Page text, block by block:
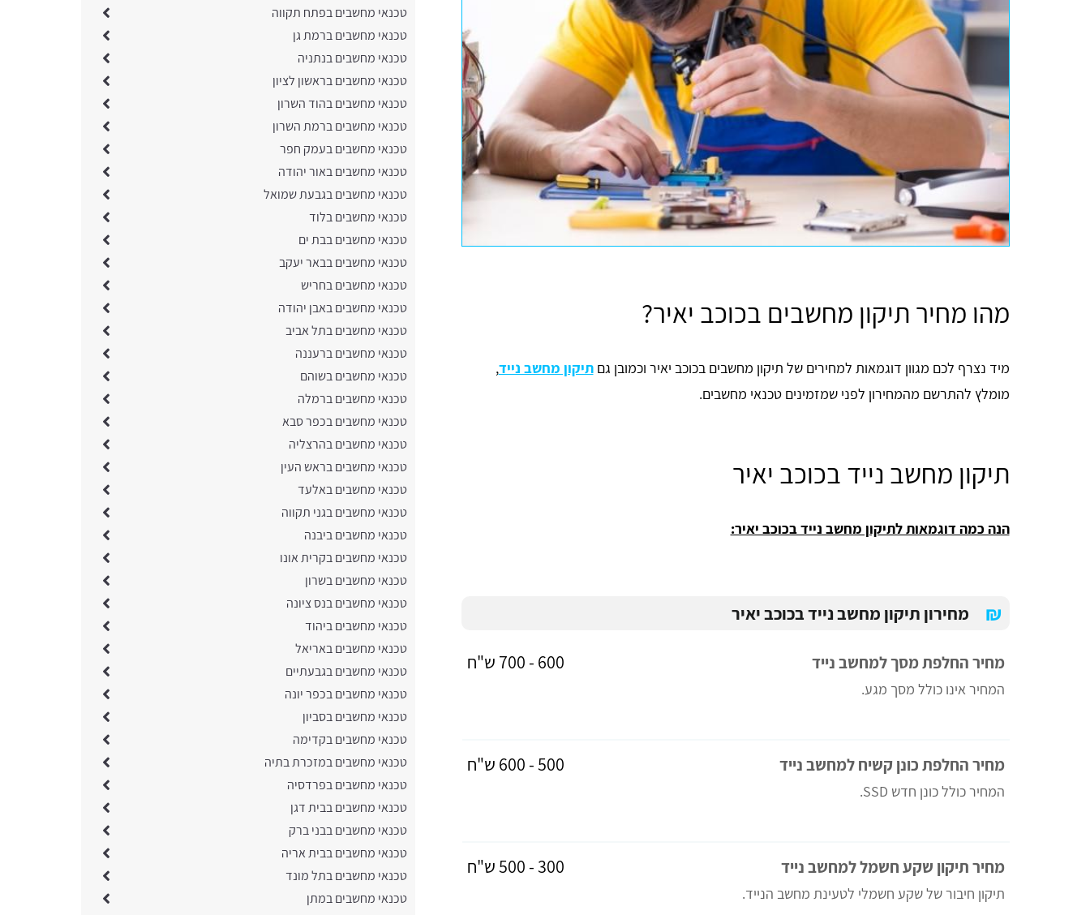
מהו מחיר תיקון מחשבים בכוכב יאיר?
מיד נצרף לכם מגוון דוגמאות למחירים של תיקון מחשבים בכוכב יאיר וכמובן גםתיקון מחשב נייד,
מומלץ להתרשם מהמחירון לפני שמזמינים טכנאי מחשבים.
תיקון מחשב נייד בכוכב יאיר
הנה כמה דוגמאות לתיקון מחשב נייד בכוכב יאיר:
₪ מחירון תיקון מחשב נייד בכוכב יאיר
מחיר החלפת מסך למחשב נייד
המחיר אינו כולל מסך מגע.
600 - 700 ש"ח
מחיר החלפת כונן קשיח למחשב נייד
המחיר כולל כונן חדש SSD.
500 - 600 ש"ח
מחיר תיקון שקע חשמל למחשב נייד
תיקון חיבור של שקע חשמלי לטעינת מחשב הנייד.
300 - 500 ש"ח
טכנאי מחשבים בפתח תקווה
טכנאי מחשבים ברמת גן
טכנאי מחשבים בנתניה
טכנאי מחשבים בראשון לציון
טכנאי מחשבים בהוד השרון
טכנאי מחשבים ברמת השרון
טכנאי מחשבים בעמק חפר
טכנאי מחשבים באור יהודה
טכנאי מחשבים בגבעת שמואל
טכנאי מחשבים בלוד
טכנאי מחשבים בבת ים
טכנאי מחשבים בבאר יעקב
טכנאי מחשבים בחריש
טכנאי מחשבים באבן יהודה
טכנאי מחשבים בתל אביב
טכנאי מחשבים ברעננה
טכנאי מחשבים בשוהם
טכנאי מחשבים ברמלה
טכנאי מחשבים בכפר סבא
טכנאי מחשבים בהרצליה
טכנאי מחשבים בראש העין
טכנאי מחשבים באלעד
טכנאי מחשבים בגני תקווה
טכנאי מחשבים ביבנה
טכנאי מחשבים בקרית אונו
טכנאי מחשבים בשרון
טכנאי מחשבים בנס ציונה
טכנאי מחשבים ביהוד
טכנאי מחשבים באריאל
טכנאי מחשבים בגבעתיים
טכנאי מחשבים בכפר יונה
טכנאי מחשבים בסביון
טכנאי מחשבים בקדימה
טכנאי מחשבים במזכרת בתיה
טכנאי מחשבים בפרדסיה
טכנאי מחשבים בבית דגן
טכנאי מחשבים בבני ברק
טכנאי מחשבים בבית אריה
טכנאי מחשבים בתל מונד
טכנאי מחשבים במתן